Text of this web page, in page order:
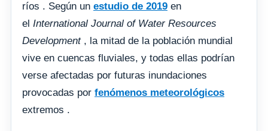
ríos . Según un estudio de 2019 en
el International Journal of Water Resources
Development, la mitad de la población mundial
vive en cuencas fluviales, y todas ellas podrían
verse afectadas por futuras inundaciones
provocadas por fenómenos meteorológicos
extremos .